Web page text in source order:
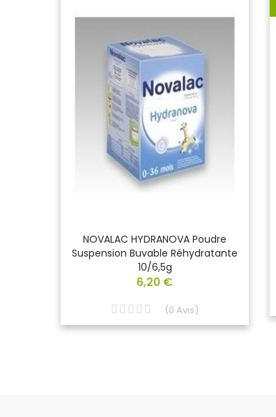
NOVALAC HYDRANOVA Poudre
Suspension Buvable Réhydratante
10/6,5g
6,20 €
(0 Avis)